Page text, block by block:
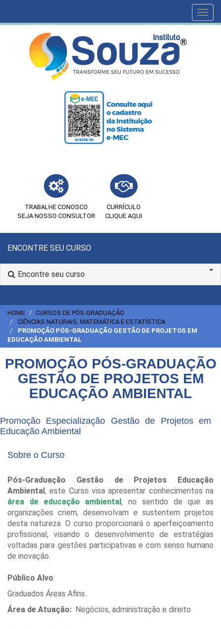
TRABALHE CONOSCO
SEJA NOSSO CONSULTOR
CURRÍCULO
CLIQUE AQUI
ENCONTRE SEU CURSO
Encontre seu curso
HOME
CURSOS DE PÓS-GRADUAÇÃO
CIÊNCIAS NATURAIS, MATEMÁTICA E ESTATÍSTICA
PROMOÇÃO PÓS-GRADUAÇÃO GESTÃO DE PROJETOS EM
EDUCAÇÃO AMBIENTAL
PROMOÇÃO PÓS-GRADUAÇÃO
GESTÃO DE PROJETOS EM
EDUCAÇÃO AMBIENTAL
Promoção Especialização Gestão de Projetos em
Educação Ambiental
Sobre o Curso
Pós-Graduação Gestão de Projetos Educação
Ambiental , este Curso visa apresentar conhecimentos na
área de educação
ambiental, no sentido de que as
organizações criem, desenvolvam e sustentem projetos
desta natureza. O curso proporcionará o aperfeiçoamento
profissional, visando o desenvolvimento de estratégias
voltadas para gestões participativas e com senso humano
de inovação.
Público Alvo:
Graduados Áreas Afins.
Área de Atuação: Negócios, administração e direito